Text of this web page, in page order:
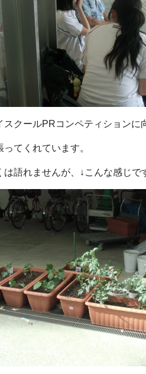
スクールPRコンペティションに
ってくれています。
は語れませんが、↓こんな感じで